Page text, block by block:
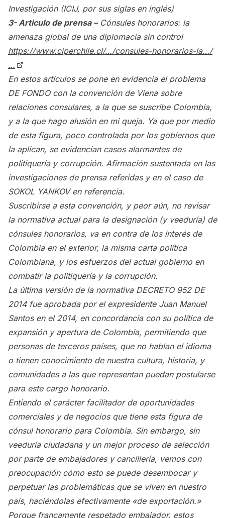
Investigación (ICIJ, por sus siglas en inglés)
3- Articulo de prensa –Cónsules honorarios: la
amenaza global de una diplomacia sin control
https://www.ciperchile.cl/…/consules-honorarios-la…/
…
En estos artículos se pone en evidencia el problema
DE FONDO con la convención de Viena sobre
relaciones consulares, a la que se suscribe Colombia,
y a la que hago alusión en mi queja. Ya que por medio
de esta figura, poco controlada por los gobiernos que
la aplican, se evidencian casos alarmantes de
politiquería y corrupción. Afirmación sustentada en las
investigaciones de prensa referidas y en el caso de
SOKOL YANKOV en referencia.
Suscribirse a esta convención, y peor aún, no revisar
la normativa actual para la designación (y veeduría) de
cónsules honorarios, va en contra de los interés de
Colombia en el exterior, la misma carta política
Colombiana, y los esfuerzos del actual gobierno en
combatir la politiquería y la corrupción.
La última versión de la normativa DECRETO 952 DE
2014 fue aprobada por el expresidente Juan Manuel
Santos en el 2014, en concordancia con su política de
expansión y apertura de Colombia, permitiendo que
personas de terceros países, que no hablan el idioma
o tienen conocimiento de nuestra cultura, historia, y
comunidades a las que representan puedan postularse
para este cargo honorario.
Entiendo el carácter facilitador de oportunidades
comerciales y de negocios que tiene esta figura de
cónsul honorario para Colombia. Sin embargo, sin
veeduría ciudadana y un mejor proceso de selección
por parte de embajadores y cancillería, vemos con
preocupación cómo esto se puede desembocar y
perpetuar las problemáticas que se viven en nuestro
país, haciéndolas efectivamente «de exportación.»
Porque francamente respetado embajador, estos